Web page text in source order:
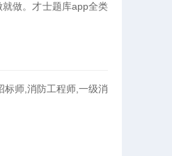
做。才士题库app全类
标师,消防工程师,一级消